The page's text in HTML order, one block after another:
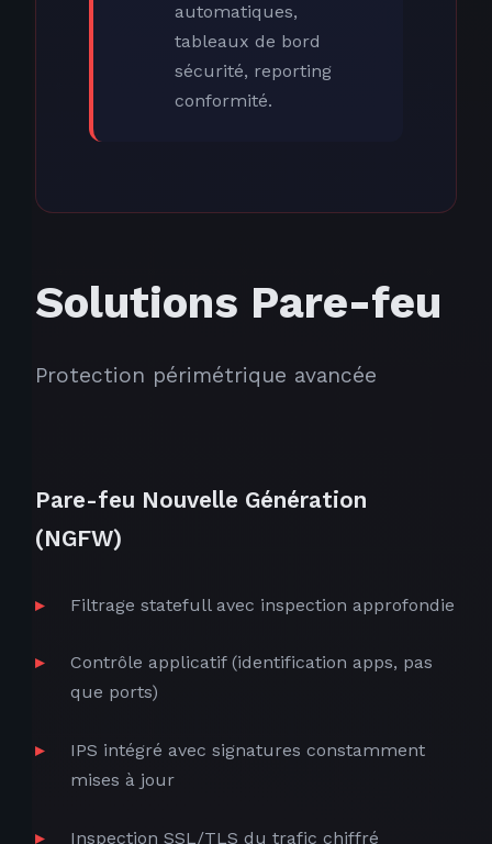
automatiques,
tableaux de bord
sécurité, reporting
conformité.
Solutions Pare-feu
Protection périmétrique avancée
Pare-feu Nouvelle Génération
(NGFW)
Filtrage statefull avec inspection approfondie
Contrôle applicatif (identification apps, pas
que ports)
IPS intégré avec signatures constamment
mises à jour
Inspection SSL/TLS du trafic chiffré